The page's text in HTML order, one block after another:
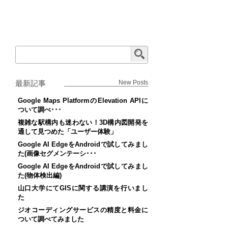
最新記事 New Posts
Google Maps PlatformのElevation APIに
ついて調べ･･･
複雑な駅構内も迷わない！3D構内図開発を
通して見つめた「ユーザー体験」
Google AI EdgeをAndroidで試してみまし
た(画像セグメンテーシ･･･
Google AI EdgeをAndroidで試してみまし
た(物体検出編)
山口大学にてGISに関する講演を行いまし
た
ジオコーディングサービスの精度と料金に
ついて調べてみました